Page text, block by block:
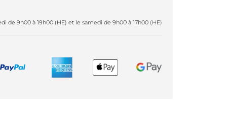
de 9h00 à 19h00 (HE) et le samedi de 9h00 à 17h00 (HE)